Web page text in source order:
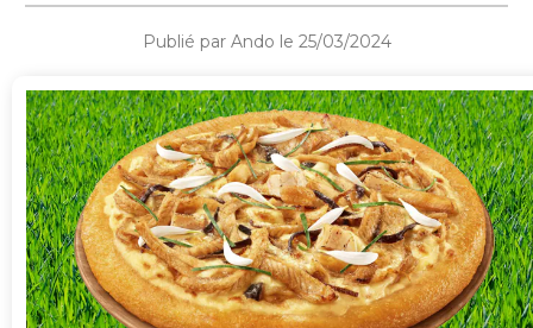
Publié par Ando le 25/03/2024